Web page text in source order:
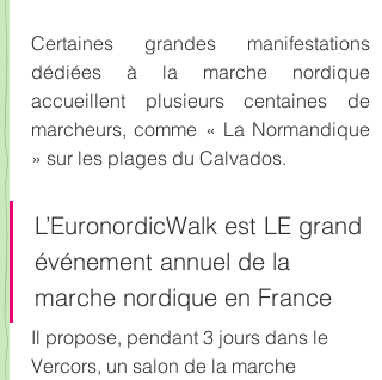
Certaines grandes manifestations
dédiées à la marche nordique
accueillent plusieurs centaines de
marcheurs, comme « La Normandique
» sur les plages du Calvados.
L’EuronordicWalk est LE grand
événement annuel de la
marche nordique en France
Il propose, pendant 3 jours dans le
Vercors, un salon de la marche